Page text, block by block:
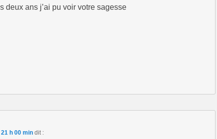
deux ans j’ai pu voir votre sagesse
h 00 min dit :